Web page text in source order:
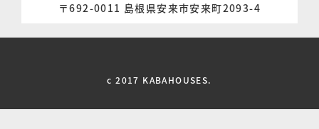
〒692-0011 島根県安来市安来町2093-4
c 2017 KABAHOUSES.